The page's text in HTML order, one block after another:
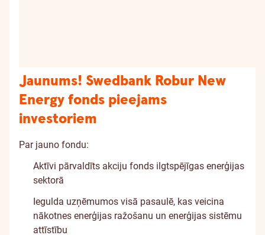
Jaunums! Swedbank Robur New
Energy fonds pieejams
investoriem
Par jauno fondu:
Aktīvi pārvaldīts akciju fonds ilgtspējīgas enerģijas
sektorā
Iegulda uzņēmumos visā pasaulē, kas veicina
nākotnes enerģijas ražošanu un enerģijas sistēmu
attīstību